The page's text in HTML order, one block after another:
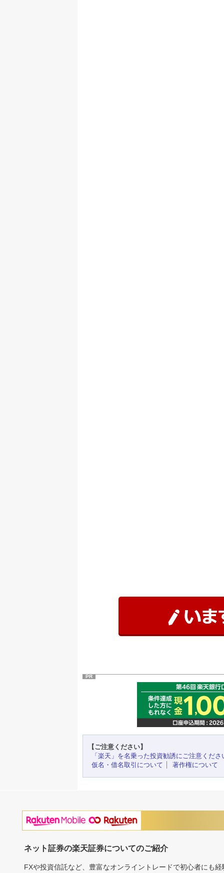
PR
【ご注意ください】
「楽天」を名乗った投資勧誘にご注意くださ
仮名・借名取引について
著作権について
ネット証券の楽天証券についてのご紹介
FXや投資信託など、豊富なオンライントレードで初心者にも